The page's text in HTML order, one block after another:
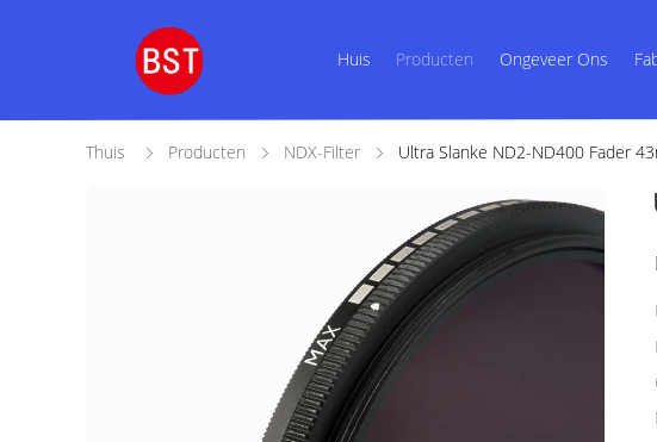
Huis Producten Ongeveer Ons
Thuis Producten NDX-Filter Ultra Slanke ND2-ND400 Fader